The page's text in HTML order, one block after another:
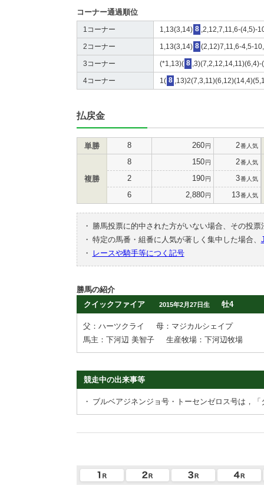
コーナー通過順位
1コーナー 1,13(3,14) 8 ,2,12,7,11,6-(4,5)-
2コーナー 1,13(3,14) 8 (2,12)7,11,6-4,5-
3コーナー (*1,13)( 8 ,3)(7,2,12,14,11)(6,4)-
4コーナー 1( 8
払戻金
単勝 8 260円 2番人気
複勝
8 150円 2番人気
2 190円 3番人気
6 2,880円 13番人気
・
勝馬投票に的中された方がいない場合、その投
・ 特定の馬番・組番に人気が著しく集中した場合、
・
レースや騎手等につく記号
勝馬の紹介
クイックファイア
2015年2月27日生 牡4
父：ハーツクライ
母：マジカルシェイプ
馬主：下河辺 美智子
生産牧場：下河辺牧場
競走中の出来事等
・ ブルベアジネンジョ号・トーセンゼロス号は，